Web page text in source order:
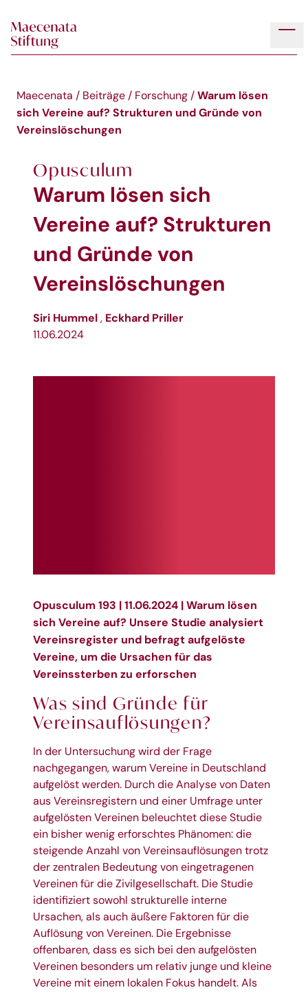
Maecenata / Beiträge / Forschung / Warum lösen
sich Vereine auf? Strukturen und Gründe von
Vereinslöschungen
Opusculum
Warum lösen sich
Vereine auf? Strukturen
und Gründe von
Vereinslöschungen
Siri Hummel , Eckhard Priller
11.06.2024
Opusculum 193 | 11.06.2024 | Warum lösen
sich Vereine auf? Unsere Studie analysiert
Vereinsregister und befragt aufgelöste
Vereine, um die Ursachen für das
Vereinssterben zu erforschen
Was sind Gründe für
Vereinsauflösungen?
In der Untersuchung wird der Frage
nachgegangen, warum Vereine in Deutschland
aufgelöst werden. Durch die Analyse von Daten
aus Vereinsregistern und einer Umfrage unter
aufgelösten Vereinen beleuchtet diese Studie
ein bisher wenig erforschtes Phänomen: die
steigende Anzahl von Vereinsauflösungen trotz
der zentralen Bedeutung von eingetragenen
Vereinen für die Zivilgesellschaft. Die Studie
identifiziert sowohl strukturelle interne
Ursachen, als auch äußere Faktoren für die
Auflösung von Vereinen. Die Ergebnisse
offenbaren, dass es sich bei den aufgelösten
Vereinen besonders um relativ junge und kleine
Vereine mit einem lokalen Fokus handelt. Als